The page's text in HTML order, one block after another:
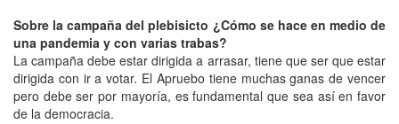
Sobre la campaña del plebisicto ¿Cómo se hace en medio de
una pandemia y con varias trabas?
La campaña debe estar dirigida a arrasar, tiene que ser que estar
dirigida con ir a votar. El Apruebo tiene muchas ganas de vencer
pero debe ser por mayoría, es fundamental que sea así en favor
de la democracia.